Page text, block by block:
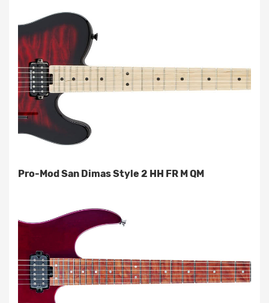
Pro-Mod San Dimas Style 2 HH FR M QM